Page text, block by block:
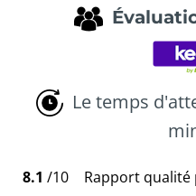
Le temps
8.1 /10
Rapport qualité